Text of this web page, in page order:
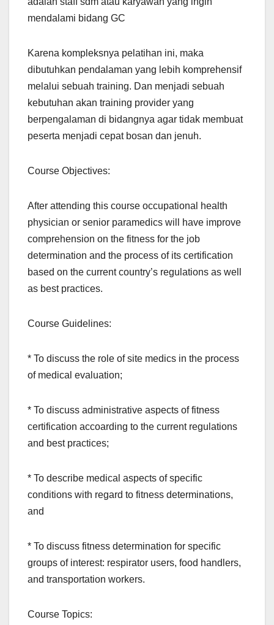
mendalami bidang GC
Karena kompleksnya pelatihan ini, maka
dibutuhkan pendalaman yang lebih komprehensif
melalui sebuah training. Dan menjadi sebuah
kebutuhan akan training provider yang
berpengalaman di bidangnya agar tidak membuat
peserta menjadi cepat bosan dan jenuh.
Course Objectives:
After attending this course occupational health
physician or senior paramedics will have improve
comprehension on the fitness for the job
determination and the process of its certification
based on the current country’s regulations as well
as best practices.
Course Guidelines:
* To discuss the role of site medics in the process
of medical evaluation;
* To discuss administrative aspects of fitness
certification accoarding to the current regulations
and best practices;
* To describe medical aspects of specific
conditions with regard to fitness determinations,
and
* To discuss fitness determination for specific
groups of interest: respirator users, food handlers,
and transportation workers.
Course Topics: